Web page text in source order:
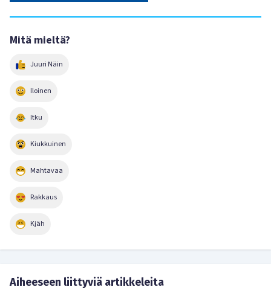
Mitä mieltä?
Juuri Näin
Iloinen
Itku
Kiukkuinen
Mahtavaa
Rakkaus
Kjäh
Aiheeseen liittyviä artikkeleita